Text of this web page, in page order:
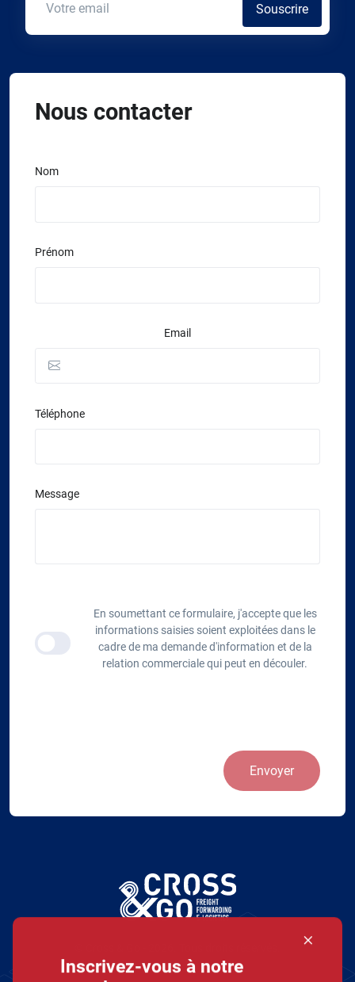
Inscrivez-vous à notre
Souscrire
Nous contacter
Nom
Prénom
Email
Téléphone
Message
En soumettant ce formulaire, j'accepte que les
informations saisies soient exploitées dans le
cadre de ma demande d'information et de la
relation commerciale qui peut en découler.
Envoyer